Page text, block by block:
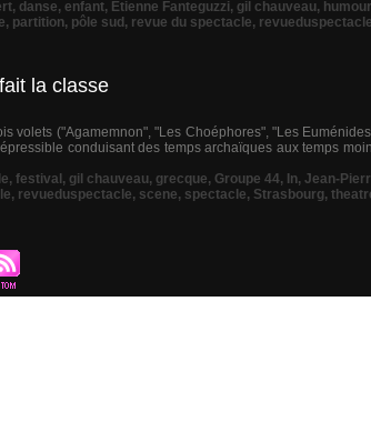
, danse, enfant, Étienne Fanteguzzi, gil chauveau, humour
, partition, pôle sud , revue du spectacle, revueduspectacle
la classe
volets ("Agamemnon", "Les Choéphores", "Les
conduisant des temps archaïques aux temps
, festival , gil chauveau, grecque, Groupe 44, In, Jean-
, revueduspectacle, scene, spectacle, Strasbourg,